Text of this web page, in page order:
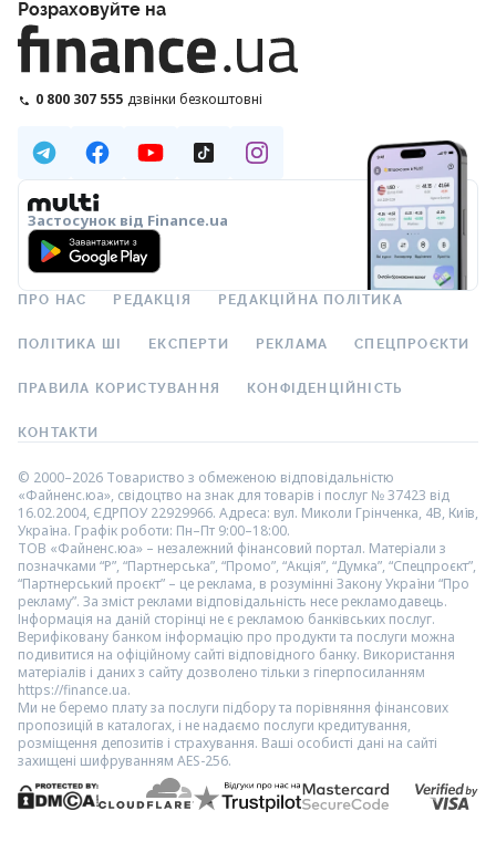
Розраховуйте на
0 800 307 555 дзвінки безкоштовні
Застосунок від Finance.ua
ПРО НАС РЕДАКЦІЯ РЕДАКЦІЙНА ПОЛІТИКА
ПОЛІТИКА ШІ ЕКСПЕРТИ РЕКЛАМА СПЕЦПРОЄКТИ
ПРАВИЛА КОРИСТУВАННЯ КОНФІДЕНЦІЙНІСТЬ
КОНТАКТИ
© 2000–2026 Товариство з обмеженою відповідальністю
«Файненс.юа», свідоцтво на знак для товарів і послуг № 37423 від
16.02.2004, ЄДРПОУ 22929966. Адреса: вул. Миколи Грінченка, 4В, Київ,
Україна. Графік роботи: Пн–Пт 9:00–18:00.
ТОВ «Файненс.юа» – незалежний фінансовий портал. Матеріали з
позначками “Р”, “Партнерська”, “Промо”, “Акція”, “Думка”, “Спецпроєкт”,
“Партнерський проєкт” – це реклама, в розумінні Закону України “Про
рекламу”. За зміст реклами відповідальність несе рекламодавець.
Інформація на даній сторінці не є рекламою банківських послуг.
Верифіковану банком інформацію про продукти та послуги можна
подивитися на офіційному сайті відповідного банку. Використання
матеріалів і даних з сайту дозволено тільки з гіперпосиланням
https://finance.ua.
Ми не беремо плату за послуги підбору та порівняння фінансових
пропозицій в каталогах, і не надаємо послуги кредитування,
розміщення депозитів і страхування. Ваші особисті дані на сайті
захищені шифруванням AES-256.